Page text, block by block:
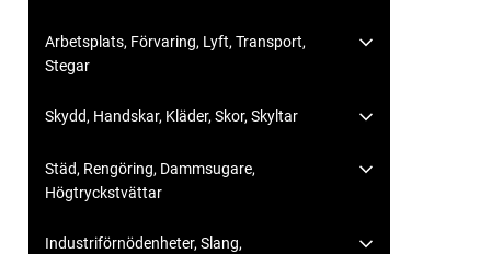
Arbetsplats, Förvaring, Lyft, Transport,
Stegar
Skydd, Handskar, Kläder, Skor, Skyltar
Städ, Rengöring, Dammsugare,
Högtryckstvättar
Industriförnödenheter, Slang,